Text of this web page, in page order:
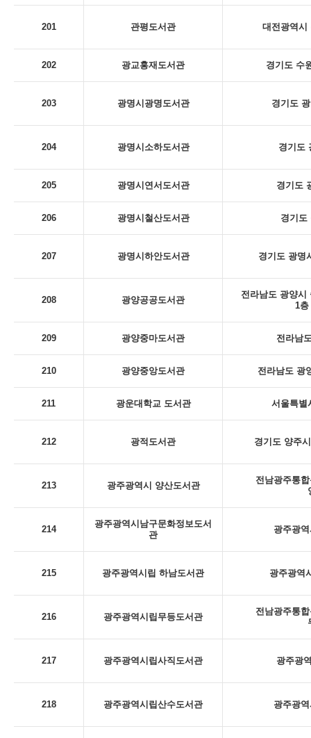
201 관평도서관 대전광역시
202 광교홍재도서관 경기도 수
203 광명시광명도서관 경기도
204 광명시소하도서관 경기도
205 광명시연서도서관 경기도
206 광명시철산도서관 경기도
207 광명시하안도서관 경기도 광명
208 광양공공도서관
전라남도 광양시
1층
209 광양중마도서관 전라남
210 광양중앙도서관 전라남도 광
211 광운대학교 도서관 서울특별
212 광적도서관 경기도 양주
213 광주광역시 양산도서관
전남광주통
214
광주광역시남구문화정보도서
관
광주광
215 광주광역시립 하남도서관 광주광역
216 광주광역시립무등도서관
전남광주통
217 광주광역시립사직도서관 광주광
218 광주광역시립산수도서관 광주광